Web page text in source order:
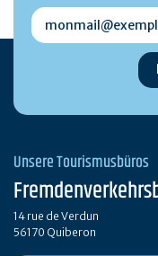
Unsere Tourismusbüros
14 rue de Verdun
56170 Quiberon